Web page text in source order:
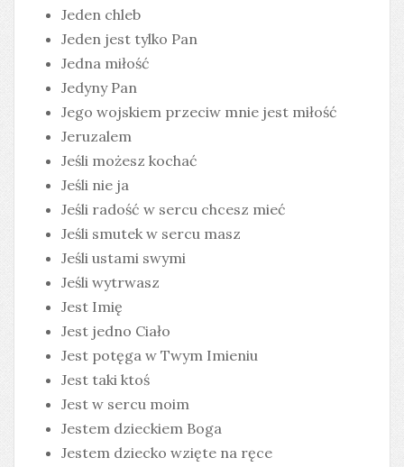
Jeden chleb
Jeden jest tylko Pan
Jedna miłość
Jedyny Pan
Jego wojskiem przeciw mnie jest miłość
Jeruzalem
Jeśli możesz kochać
Jeśli nie ja
Jeśli radość w sercu chcesz mieć
Jeśli smutek w sercu masz
Jeśli ustami swymi
Jeśli wytrwasz
Jest Imię
Jest jedno Ciało
Jest potęga w Twym Imieniu
Jest taki ktoś
Jest w sercu moim
Jestem dzieckiem Boga
Jestem dziecko wzięte na ręce